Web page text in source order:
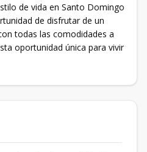
de vida en Santo Domingo
de disfrutar de un
todas las comodidades a
oportunidad única para vivir